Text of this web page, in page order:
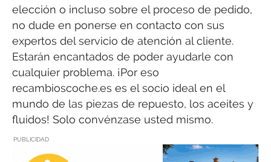
elección o incluso sobre el proceso de pedido,
no dude en ponerse en contacto con sus
expertos del servicio de atención al cliente.
Estarán encantados de poder ayudarle con
cualquier problema. ¡Por eso
recambioscoche.es es el socio ideal en el
mundo de las piezas de repuesto, los aceites y
fluidos! Solo convénzase usted mismo.
PUBLICIDAD